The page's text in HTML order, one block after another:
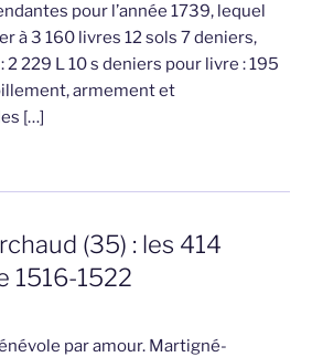
pour l’année 1739, lequel
à 3 160 livres 12 sols 7 deniers,
2 229 L 10 s deniers pour livre : 195
armement et
[…]
(35) : les 414
1516-1522
par amour. Martigné-